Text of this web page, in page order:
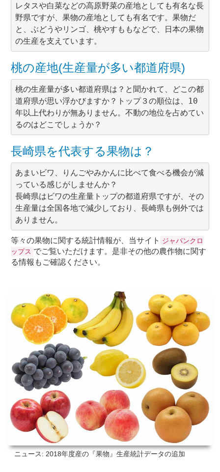
レタスや白菜などの高原野菜の産地としても有名な長
野県ですが、果物の産地としても有名です。果物だ
と、ぶどうやリンゴ、桃やすももなどで、日本の果物
桃の産地(生産量が多い都道府県)
桃の生産量が多い都道府県は？と聞かれて、どこの都
道府県が思い浮かびますか？トップ３の順位は、10
年以上代わりが無ありません。不動の地位を占めてい
長崎県を代表する果物は？
あまいビワ、りんごやみかんに比べて食べる機会が減
っている感じがしませんか？
長崎県はビワの生産量トップの都道府県ですが、その
生産量は全国各地で減少しており、長崎県も例外では
等々の果物に関する統計情報が、当サイト ジャパンクロ
ップス でご覧いただけます。是非その他の農作物に関す
る情報もご確認ください。
ニュース: 2018年度産の『果物』生産統計データの追加